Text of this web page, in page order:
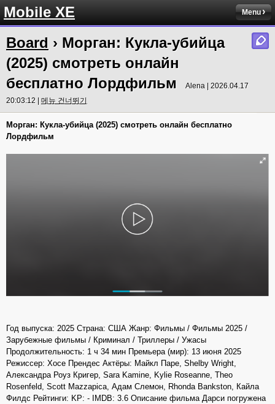
Mobile XE Menu
Board › Морган: Кукла-убийца
(2025) смотреть онлайн
бесплатно Лордфильм
Alena | 2026.04.17
20:03:12 | 메뉴 건너뛰기
Морган: Кукла-убийца (2025) смотреть онлайн бесплатно
Лордфильм
Год выпуска: 2025 Страна: США Жанр: Фильмы / Фильмы 2025 /
Зарубежные фильмы / Криминал / Триллеры / Ужасы
Продолжительность: 1 ч 34 мин Премьера (мир): 13 июня 2025
Режиссер: Хосе Прендес Актёры: Майкл Паре, Shelby Wright,
Александра Роуз Кригер, Sara Kamine, Kylie Roseanne, Theo
Rosenfeld, Scott Mazzapica, Адам Слемон, Rhonda Bankston, Кайла
Филдс Рейтинги: KP: - IMDB: 3.6 Описание фильма Дарси погружена